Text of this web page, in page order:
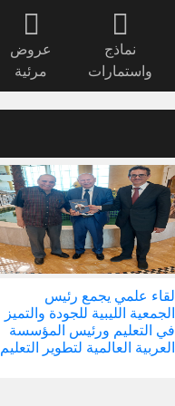
نماذج
واستمارات
عروض
مرئية
لقاء علمي يجمع رئيس
الجمعية الليبية للجودة والتميز
في التعليم ورئيس المؤسسة
العربية العالمية لتطوير التعليم